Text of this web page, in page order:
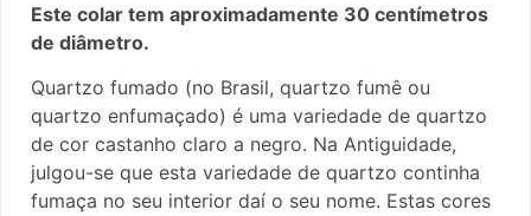
Este colar tem aproximadamente 30 centímetros
de diâmetro.
Quartzo fumado (no Brasil, quartzo fumê ou
quartzo enfumaçado) é uma variedade de quartzo
de cor castanho claro a negro. Na Antiguidade,
julgou-se que esta variedade de quartzo continha
fumaça no seu interior daí o seu nome. Estas cores